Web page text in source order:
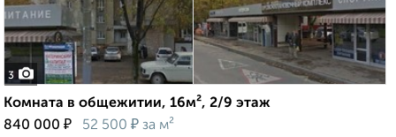
3
Комната в общежитии, 16м², 2/9 этаж
840 000 ₽ 52 500 ₽ за м²